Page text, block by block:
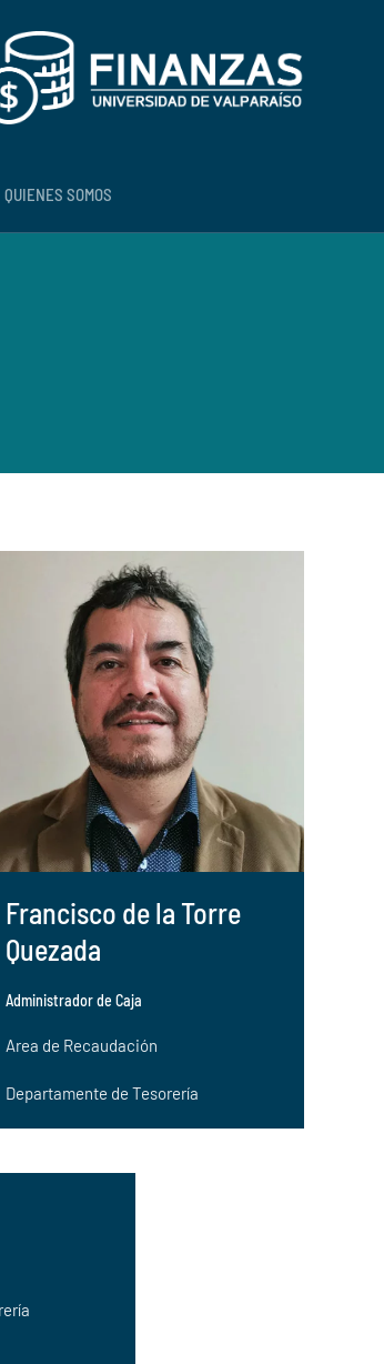
QUIENES SOMOS
Francisco de la Torre
Quezada
Administrador de Caja
Area de Recaudación
Departamente de Tesorería